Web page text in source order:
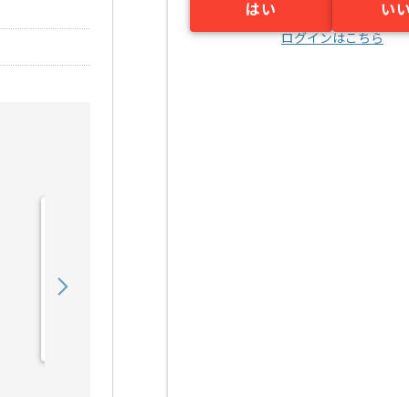
はい い
ログインはこちら